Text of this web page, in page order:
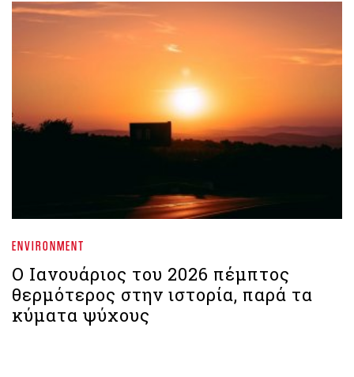
ENVIRONMENT
Ο Ιανουάριος του 2026 πέμπτος
θερμότερος στην ιστορία, παρά τα
κύματα ψύχους